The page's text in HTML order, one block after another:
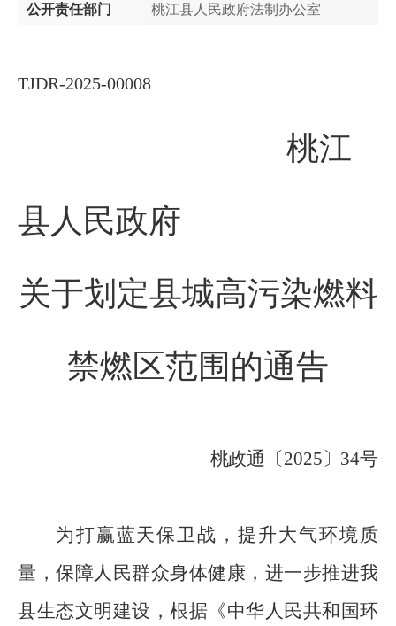
公开责任部门
桃江县人民政府法制办公室
TJDR-2025-00008
桃江
县人民政府
关于划定县城高污染燃料
禁燃区范围的通告
桃政通〔2025〕 34号
为打赢蓝天保卫战，提升大气环境质
量，保障人民群众身体健康，进一步推进我
县生态文明建设， 根据《中华人民共和国环